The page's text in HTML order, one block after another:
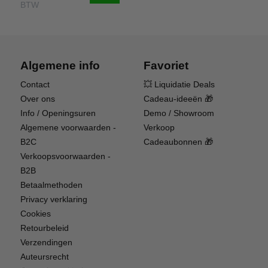
Belangrijkste kenmerken
Ready-to-Assemble (RTA) kit met geordende,
verzegelde zakjes met onderdelen en in de fabriek
geassembleerde componenten
Inclusief gedetailleerde, gedrukte stap-voor-stap
montagehandleiding
Montagegereedschap inbegrepen in de doos
Beproefd ARRMA MOJAVE GROM 4WD-platform
met een topsnelheid van meer dan 32 km/u
dBoots Fortress-terreinbanden voor maximale grip
Oliegevulde schokdempers op alle hoeken
Servo-saver-systeem met hoog koppel
Spektrum SX110-servo met metalen tandwielen
BTW
Algemene info
Contact
Over ons
Info / Openingsuren
Algemene voorwaarden -
B2C
Verkoopsvoorwaarden -
B2B
Betaalmethoden
Privacy verklaring
Cookies
Retourbeleid
Verzendingen
Auteursrecht
Favoriet
💥 Liquidatie Deals
Cadeau-ideeën 🎁
Demo / Showroom
Verkoop
Cadeaubonnen 🎁